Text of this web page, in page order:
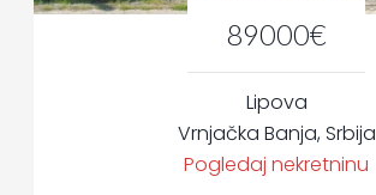
89000€
Lipova
Vrnjačka Banja, Srbija
Pogledaj nekretninu